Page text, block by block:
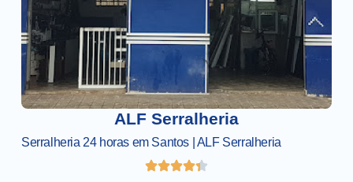
ALF Serralheria
Serralheria 24 horas em Santos | ALF Serralheria